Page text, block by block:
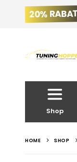
20%
Shop
HOME SHOP